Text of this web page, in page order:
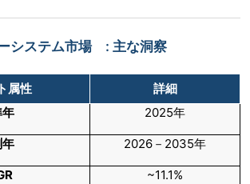
システム市場 : 主な洞察
属性
詳細
2025年
2026－2035年
~11.1%